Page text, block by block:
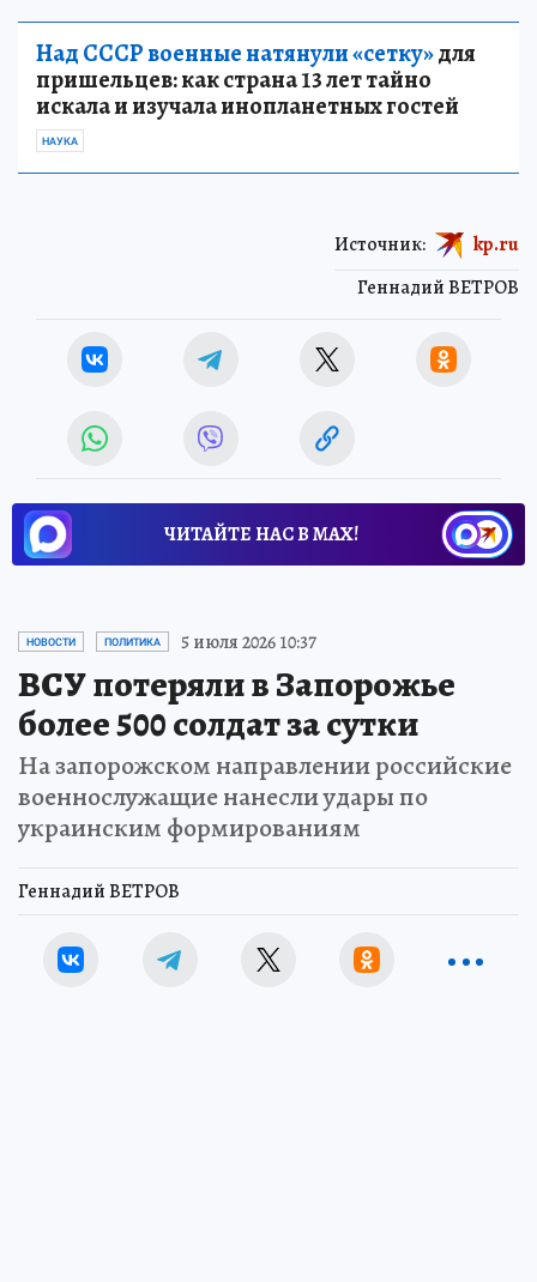
Над СССР военные натянули «сетку»для
пришельцев: как страна 13 лет тайно
искала и изучала инопланетных гостей
НАУКА
Геннадий ВЕТРОВ
Источник: kp.ru
ЧИТАЙТЕ НАС В МАХ!
НОВОСТИ ПОЛИТИКА 5 июля 2026 10:37
ВСУ потеряли в Запорожье
более 500 солдат за сутки
На запорожском направлении российские
военнослужащие нанесли удары по
украинским формированиям
Геннадий ВЕТРОВ